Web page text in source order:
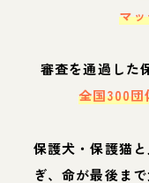
マ
審査を通過した
全国300団
保護犬・保護猫
ぎ、命が最後ま